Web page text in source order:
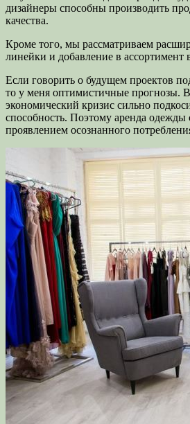
дизайнеры способны производить
качества.
Кроме того, мы рассматриваем
линейки и добавление в ассортимент
Если говорить о будущем проектов
то у меня оптимистичные прогнозы.
экономический кризис сильно
способность. Поэтому аренда одежды
проявлением осознанного